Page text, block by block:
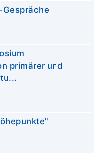
Gespräche
primärer und